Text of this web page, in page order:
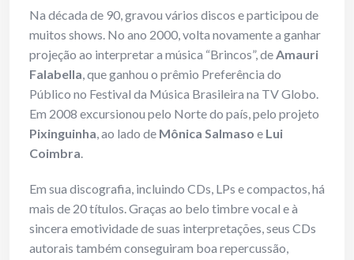
Na década de 90, gravou vários discos e participou de
muitos shows. No ano 2000, volta novamente a ganhar
projeção ao interpretar a música “Brincos”, deAmauri
Falabella, que ganhou o prêmio Preferência do
Público no Festival da Música Brasileira na TV Globo.
Em 2008 excursionou pelo Norte do país, pelo projeto
Pixinguinha, ao lado de Mônica Salmaso e Lui
Coimbra.
Em sua discografia, incluindo CDs, LPs e compactos, há
mais de 20 títulos. Graças ao belo timbre vocal e à
sincera emotividade de suas interpretações, seus CDs
autorais também conseguiram boa repercussão,